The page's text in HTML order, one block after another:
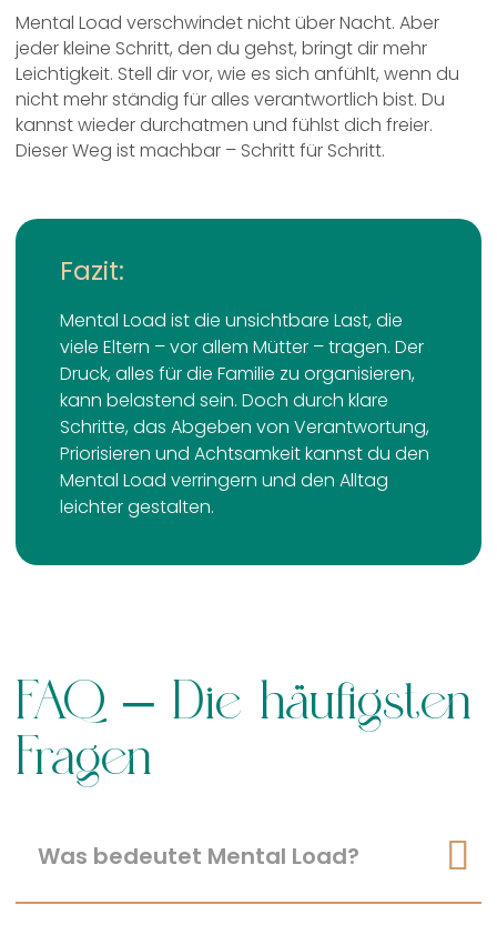
Mental Load verschwindet nicht über Nacht. Aber
jeder kleine Schritt, den du gehst, bringt dir mehr
Leichtigkeit. Stell dir vor, wie es sich anfühlt, wenn du
nicht mehr ständig für alles verantwortlich bist. Du
kannst wieder durchatmen und fühlst dich freier.
Dieser Weg ist machbar – Schritt für Schritt.
Fazit:
Mental Load ist die unsichtbare Last, die
viele Eltern – vor allem Mütter – tragen. Der
Druck, alles für die Familie zu organisieren,
kann belastend sein. Doch durch klare
Schritte, das Abgeben von Verantwortung,
Priorisieren und Achtsamkeit kannst du den
Mental Load verringern und den Alltag
leichter gestalten.
FAQ – Die häufigsten
Fragen
Was bedeutet Mental Load?